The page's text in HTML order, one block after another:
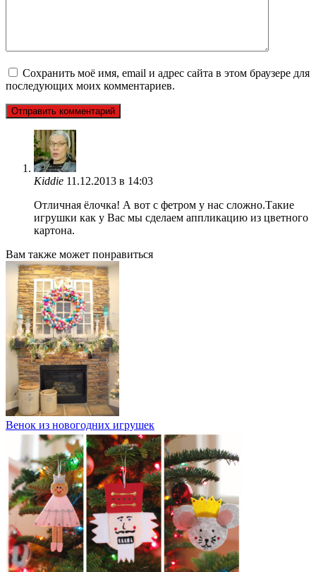
Сохранить моё имя, email и адрес сайта в этом браузере для
последующих моих комментариев.
Kiddie 11.12.2013 в 14:03
Отличная ёлочка! А вот с фетром у нас сложно.Такие
игрушки как у Вас мы сделаем аппликацию из цветного
картона.
Вам также может понравиться
Венок из новогодних игрушек